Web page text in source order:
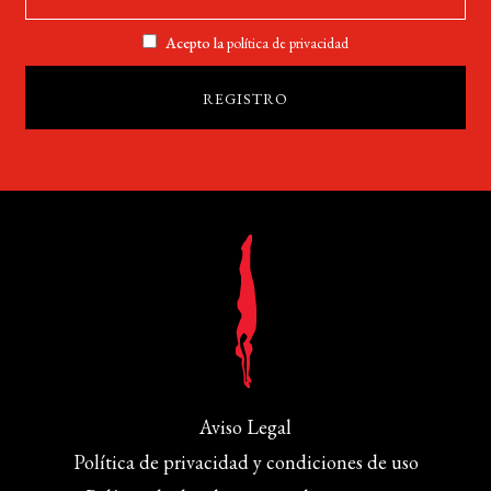
Acepto lapolítica de privacidad
Aviso Legal
Política de privacidad y condiciones de uso